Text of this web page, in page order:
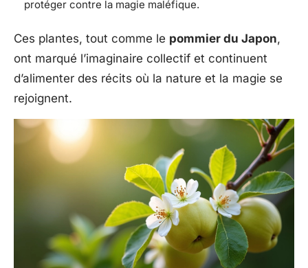
protéger contre la magie maléfique.
Ces plantes, tout comme le pommier du Japon,
ont marqué l’imaginaire collectif et continuent
d’alimenter des récits où la nature et la magie se
rejoignent.